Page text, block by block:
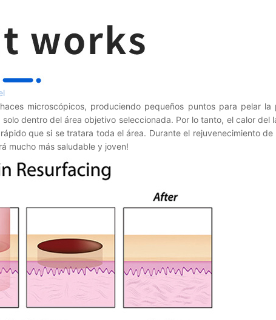
microscópicos, produciendo pequeños puntos para pelar
dentro del área objetivo seleccionada. Por lo tanto, el calor
que si se tratara toda el área. Durante el rejuvenecimiento
mucho más saludable y joven!